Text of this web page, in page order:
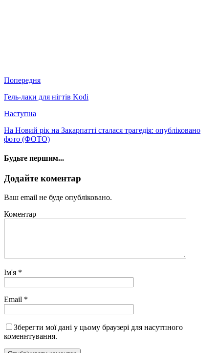
Попередня
Гель-лаки для нігтів Kodi
Наступна
На Новий рік на Закарпатті сталася трагедія: опубліковано
фото (ФОТО)
Будьте першим...
Додайте коментар
Ваш email не буде опубліковано.
Коментар
Ім'я *
Email *
Зберегти мої дані у цьому браузері для насутпного
коменнтування.